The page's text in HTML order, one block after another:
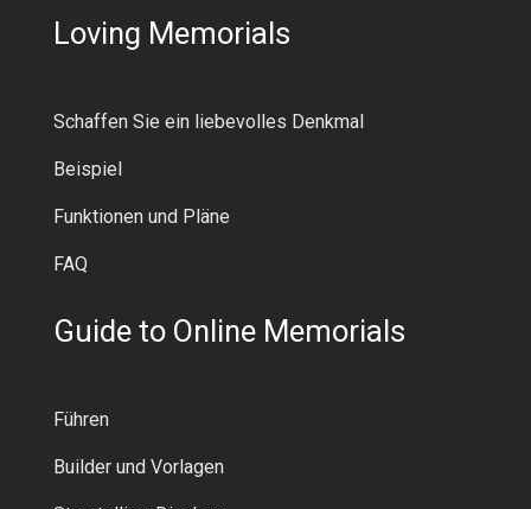
Loving Memorials
Schaffen Sie ein liebevolles Denkmal
Beispiel
Funktionen und Pläne
FAQ
Guide to Online Memorials
Führen
Builder und Vorlagen